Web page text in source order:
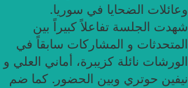
وعائلات الضحايا في سوريا.
شهدت الجلسة تفاعلاً كبيراً بين
المتحدثات و المشاركات سابقاً في
الورشات نائلة كزيبرة، أماني العلي و
نيفين حوتري وبين الحضور. كما ضم